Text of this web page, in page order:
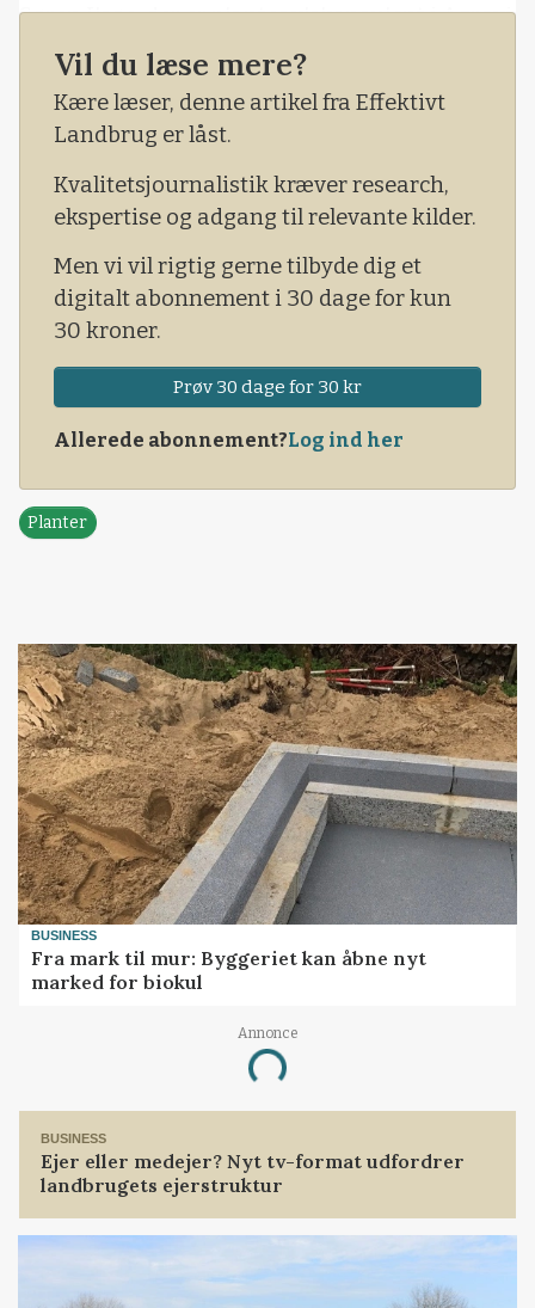
Søren Ilsøe, der er planteavlskonsulent i Agrovi
og gårdejer på Midtsjælland, har sendt et par
tankevækkende fotos tilbage fra 2013, der kan
minde lidt om i år – men dog med værre frost
dengang.
Vil du læse mere?
Kære læser, denne artikel fra Effektivt
Landbrug er låst.
Kvalitetsjournalistik kræver research,
ekspertise og adgang til relevante kilder.
Men vi vil rigtig gerne tilbyde dig et
digitalt abonnement i 30 dage for kun
30 kroner.
Prøv 30 dage for 30 kr
Allerede abonnement?Log ind her
Planter
BUSINESS
Fra mark til mur: Byggeriet kan åbne nyt
marked for biokul
Annonce
Loading...
BUSINESS
Ejer eller medejer? Nyt tv-format udfordrer
landbrugets ejerstruktur